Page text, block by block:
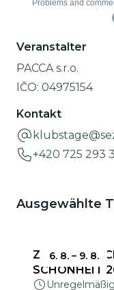
Veranstalter
PACCA s.r.o.
IČO: 04975154
Kontakt
+420 725 293
Ausgewählte
6. 8. – 9. 8.
SCHÖNHEIT